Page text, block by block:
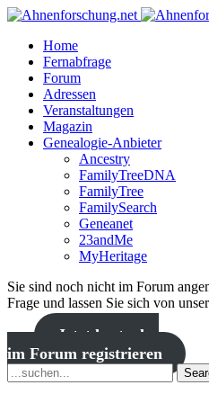
Home
Fernabfrage
Forum
Adressen
Veranstaltungen
Magazin
Genealogie-Anbieter
Ancestry
FamilyTreeDNA
FamilyTree
FamilySearch
Geneanet
23andMe
MyHeritage
Sie sind noch nicht im Forum
Frage und lassen Sie sich von
Jetzt kostenlos
im Forum registrieren